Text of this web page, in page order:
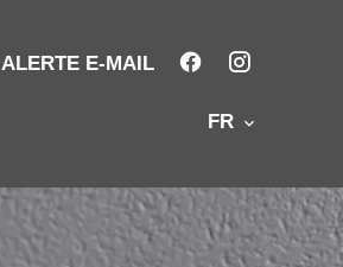
ALERTE E-MAIL
FR